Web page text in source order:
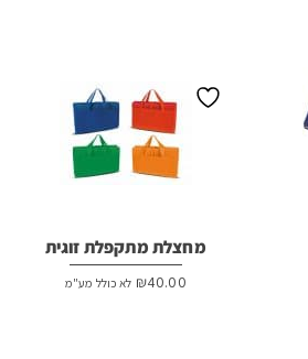
מחצלת מתקפלת זוגית
₪40.00 לא כולל מע"מ